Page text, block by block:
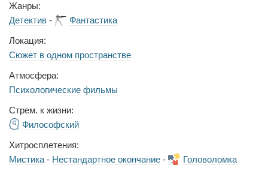
Жанры:
Детектив -
Фантастика
Локация:
Сюжет в одном пространстве
Атмосфера:
Психологические фильмы
Стрем. к жизни:
Философский
Хитросплетения:
Мистика - Нестандартное окончание -
Головоломка